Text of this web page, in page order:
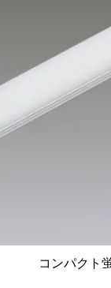
コンパクト